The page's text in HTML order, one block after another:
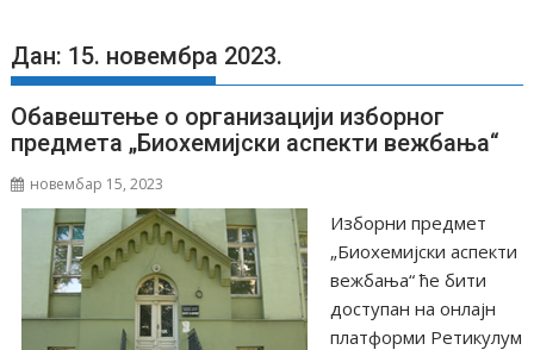
Дан: 15. новембра 2023.
Oбавештење о организацији изборног
предмета „Биохемијски аспекти вежбања“
новембар 15, 2023
Изборни предмет
„Биохемијски аспекти
вежбања“ ће бити
доступан на онлајн
платформи Ретикулум